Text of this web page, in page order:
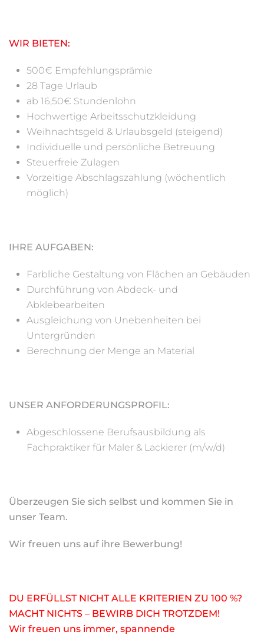
WIR BIETEN:
500€ Empfehlungsprämie
28 Tage Urlaub
ab 16,50€ Stundenlohn
Hochwertige Arbeitsschutzkleidung
Weihnachtsgeld & Urlaubsgeld (steigend)
Individuelle und persönliche Betreuung
Steuerfreie Zulagen
Vorzeitige Abschlagszahlung (wöchentlich
möglich)
IHRE AUFGABEN:
Farbliche Gestaltung von Flächen an Gebäuden
Durchführung von Abdeck- und
Abklebearbeiten
Ausgleichung von Unebenheiten bei
Untergründen
Berechnung der Menge an Material
UNSER ANFORDERUNGSPROFIL:
Abgeschlossene Berufsausbildung als
Fachpraktiker für Maler & Lackierer (m/w/d)
Überzeugen Sie sich selbst und kommen Sie in
unser Team.
Wir freuen uns auf ihre Bewerbung!
DU ERFÜLLST NICHT ALLE KRITERIEN ZU 100 %?
MACHT NICHTS – BEWIRB DICH TROTZDEM!
Wir freuen uns immer, spannende